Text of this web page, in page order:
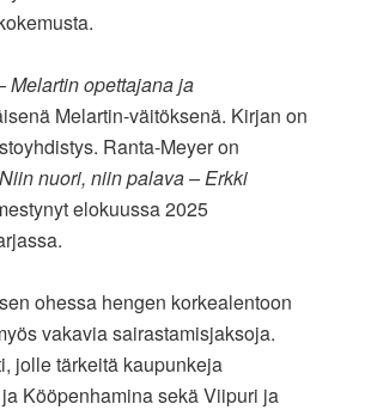
Melartin opettajana ja
Melartin-väitöksenä. Kirjan on
Ranta-Meyer on
Niin nuori, niin palava – Erkki
elokuussa 2025
ohessa hengen korkealentoon
vakavia sairastamisjaksoja.
jolle tärkeitä kaupunkeja
Kööpenhamina sekä Viipuri ja